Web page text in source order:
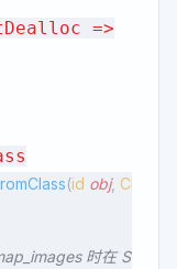
=>
(id obj, Class
时在